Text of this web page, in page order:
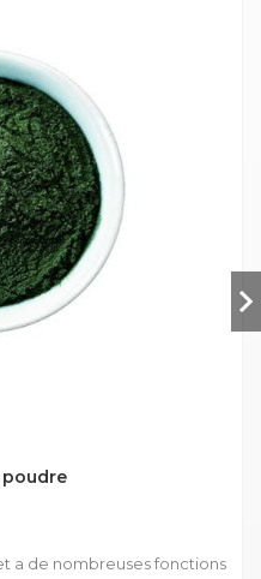
a de nombreuses fonctions